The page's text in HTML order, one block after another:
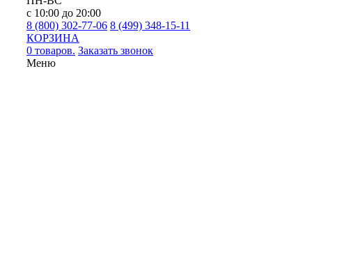
с 10:00 до 20:00
8 (800) 302-77-06 8 (499) 348-15-11
КОРЗИНА
0 товаров. Заказать звонок
Меню